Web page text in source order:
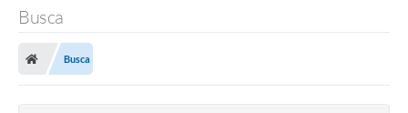
O Município
Contato
Busca
Busca